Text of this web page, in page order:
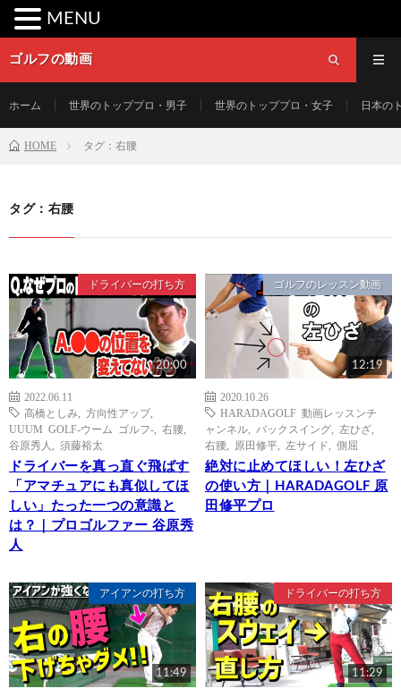
ゴルフの動画
ホーム 世界のトッププロ・男子 世界のトッププロ・女子 日本の
HOME タグ：右腰
タグ：右腰
ドライバーの打ち方
20:00
2022.06.11
高橋としみ
方向性アップ,
UUUM GOLF-ウーム ゴルフ-
右腰
谷原秀人
須藤裕太
ドライバーを真っ直ぐ飛ばす
「アマチュアにも真似してほ
しい」たった一つの意識と
は？｜プロゴルファー 谷原秀
人
ゴルフのレッスン動画
12:19
2020.10.26
HARADAGOLF 動画レッスンチ
ャンネル
バックスイング 左ひざ
右腰
原田修平 左サイド 側屈
絶対に止めてほしい！左ひざ
の使い方｜HARADAGOLF 原
田修平プロ
アイアンの打ち方
11:49
ドライバーの打ち方
11:29
MENU